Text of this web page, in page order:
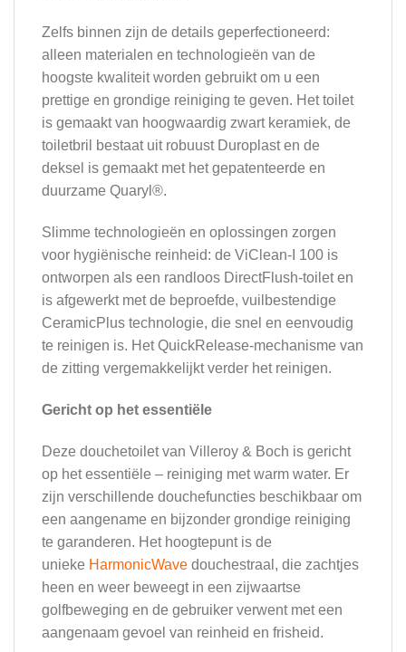
Zelfs binnen zijn de details geperfectioneerd:
alleen materialen en technologieën van de
hoogste kwaliteit worden gebruikt om u een
prettige en grondige reiniging te geven. Het toilet
is gemaakt van hoogwaardig zwart keramiek, de
toiletbril bestaat uit robuust Duroplast en de
deksel is gemaakt met het gepatenteerde en
duurzame Quaryl®.
Slimme technologieën en oplossingen zorgen
voor hygiënische reinheid: de ViClean-I 100 is
ontworpen als een randloos DirectFlush-toilet en
is afgewerkt met de beproefde, vuilbestendige
CeramicPlus technologie, die snel en eenvoudig
te reinigen is. Het QuickRelease-mechanisme van
de zitting vergemakkelijkt verder het reinigen.
Gericht op het essentiële
Deze douchetoilet van Villeroy & Boch is gericht
op het essentiële – reiniging met warm water. Er
zijn verschillende douchefuncties beschikbaar om
een ​​aangename en bijzonder grondige reiniging
te garanderen. Het hoogtepunt is de
unieke HarmonicWave douchestraal, die zachtjes
heen en weer beweegt in een zijwaartse
golfbeweging en de gebruiker verwent met een
aangenaam gevoel van reinheid en frisheid.